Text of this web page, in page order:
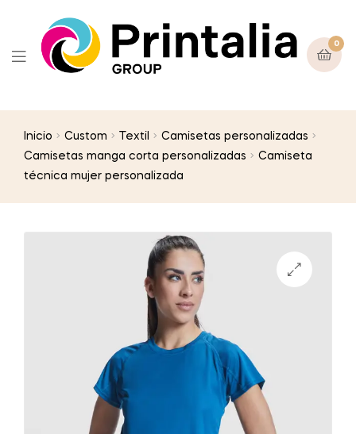
0
Inicio Custom Textil
Camisetas personalizadas
Camisetas manga corta personalizadas
Camiseta
técnica mujer personalizada